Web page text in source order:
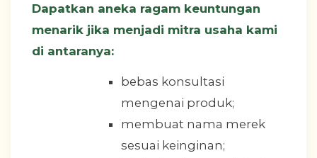
Dapatkan aneka ragam keuntungan
menarik jika menjadi mitra usaha kami
di antaranya:
bebas konsultasi
mengenai produk;
membuat nama merek
sesuai keinginan;